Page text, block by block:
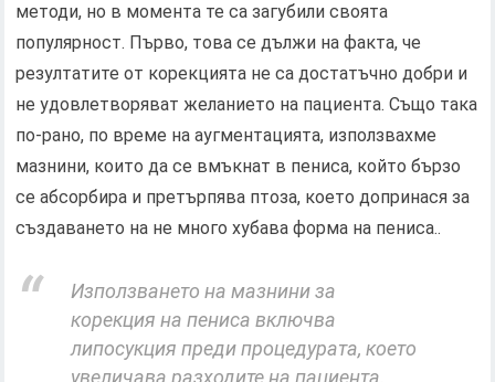
методи, но в момента те са загубили своята
популярност. Първо, това се дължи на факта, че
резултатите от корекцията не са достатъчно добри и
не удовлетворяват желанието на пациента. Също така
по-рано, по време на аугментацията, използвахме
мазнини, които да се вмъкнат в пениса, който бързо
се абсорбира и претърпява птоза, което допринася за
създаването на не много хубава форма на пениса..
Използването на мазнини за
корекция на пениса включва
липосукция преди процедурата, което
увеличава разходите на пациента.